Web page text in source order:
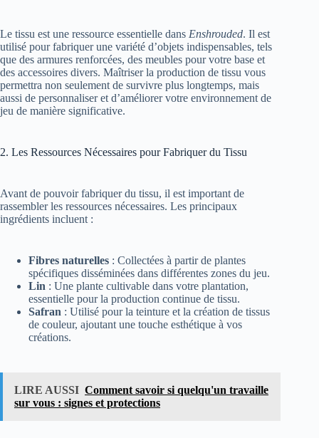
Le tissu est une ressource essentielle dans Enshrouded. Il est
utilisé pour fabriquer une variété d’objets indispensables, tels
que des armures renforcées, des meubles pour votre base et
des accessoires divers. Maîtriser la production de tissu vous
permettra non seulement de survivre plus longtemps, mais
aussi de personnaliser et d’améliorer votre environnement de
jeu de manière significative.
2. Les Ressources Nécessaires pour Fabriquer du Tissu
Avant de pouvoir fabriquer du tissu, il est important de
rassembler les ressources nécessaires. Les principaux
ingrédients incluent :
Fibres naturelles : Collectées à partir de plantes
spécifiques disséminées dans différentes zones du jeu.
Lin : Une plante cultivable dans votre plantation,
essentielle pour la production continue de tissu.
Safran : Utilisé pour la teinture et la création de tissus
de couleur, ajoutant une touche esthétique à vos
créations.
LIRE AUSSI Comment savoir si quelqu'un travaille
sur vous : signes et protections